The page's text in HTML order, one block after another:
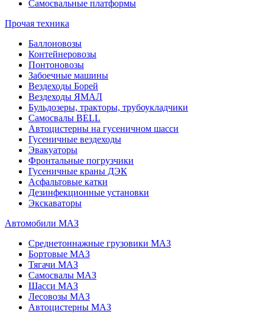
Самосвальные платформы
Прочая техника
Баллоновозы
Контейнеровозы
Понтоновозы
Забоечные машины
Вездеходы Борей
Вездеходы ЯМАЛ
Бульдозеры, тракторы, трубоукладчики
Самосвалы BELL
Автоцистерны на гусеничном шасси
Гусеничные вездеходы
Эвакуаторы
Фронтальные погрузчики
Гусеничные краны ДЭК
Асфальтовые катки
Дезинфекционные установки
Экскаваторы
Автомобили МАЗ
Среднетоннажные грузовики МАЗ
Бортовые МАЗ
Тягачи МАЗ
Самосвалы МАЗ
Шасси МАЗ
Лесовозы МАЗ
Автоцистерны МАЗ